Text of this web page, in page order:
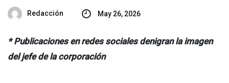
Redacción May 26, 2026
* Publicaciones en redes sociales denigran la imagen
del jefe de la corporación